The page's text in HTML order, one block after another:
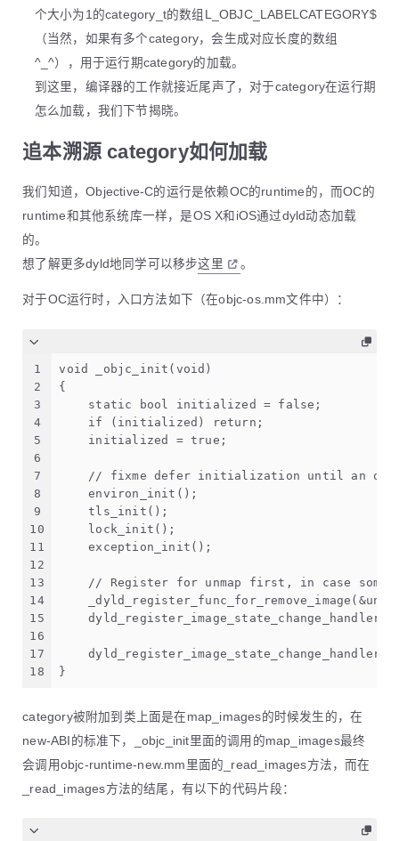
个大小为1的category_t的数组L_OBJC_LABELCATEGORY$
（当然，如果有多个category，会生成对应长度的数组
^_^），用于运行期category的加载。
到这里，编译器的工作就接近尾声了，对于category在运行期
怎么加载，我们下节揭晓。
追本溯源 category如何加载
我们知道，Objective-C的运行是依赖OC的runtime的，而OC的
runtime和其他系统库一样，是OS X和iOS通过dyld动态加载
的。
想了解更多dyld地同学可以移步这里 。
对于OC运行时，入口方法如下（在objc-os.mm文件中）：
1
2
3
4
5
6
7
8
9
10
11
12
13
14
15
16
17
18
void _objc_init(void)
{
    static bool initialized = false;
    if (initialized) return;
    initialized = true;
// fixme defer initialization until an
    environ_init();
    tls_init();
    lock_init();
    exception_init();
// Register for unmap first, in case some
}
category被附加到类上面是在map_images的时候发生的，在
new-ABI的标准下，_objc_init里面的调用的map_images最终
会调用objc-runtime-new.mm里面的_read_images方法，而在
_read_images方法的结尾，有以下的代码片段：